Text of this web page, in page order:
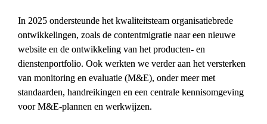
In 2025 ondersteunde het kwaliteitsteam organisatiebrede
ontwikkelingen, zoals de contentmigratie naar een nieuwe
website en de ontwikkeling van het producten- en
dienstenportfolio. Ook werkten we verder aan het versterken
van monitoring en evaluatie (M&E), onder meer met
standaarden, handreikingen en een centrale kennisomgeving
voor M&E-plannen en werkwijzen.